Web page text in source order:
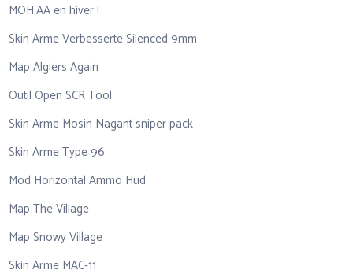
MOH:AA en hiver !
Skin Arme Verbesserte Silenced 9mm
Map Algiers Again
Outil Open SCR Tool
Skin Arme Mosin Nagant sniper pack
Skin Arme Type 96
Mod Horizontal Ammo Hud
Map The Village
Map Snowy Village
Skin Arme MAC-11